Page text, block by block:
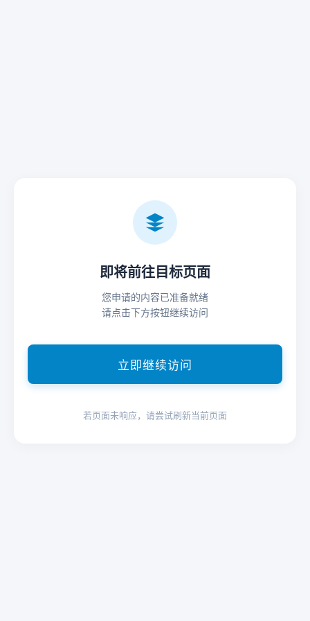
即将前往目标页面
您申请的内容已准备就绪
请点击下方按钮继续访问
立即继续访问
若页面未响应，请尝试刷新当前页面